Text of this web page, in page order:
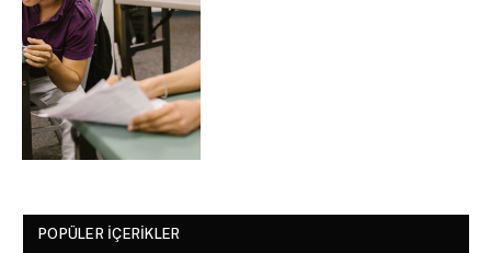
POPÜLER İÇERIKLER